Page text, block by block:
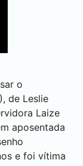
o
de Leslie
Laize
aposentada
e foi vítima